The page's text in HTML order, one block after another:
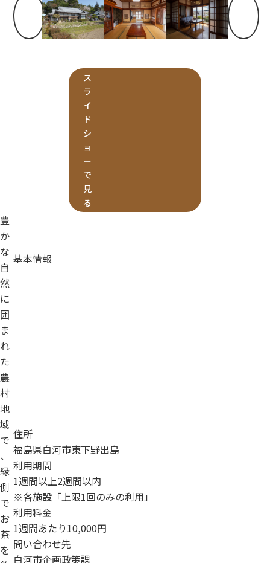
ス
ラ
イ
ド
シ
ョ
ー
で
見
る
豊
か
な
自
然
に
囲
ま
れ
た
農
村
地
域
で
、
縁
側
で
お
茶
を
基本情報
住所
福島県白河市東下野出島
利用期間
1週間以上2週間以内
※各施設「上限1回のみの利用」
利用料金
1週間あたり10,000円
問い合わせ先
白河市企画政策課